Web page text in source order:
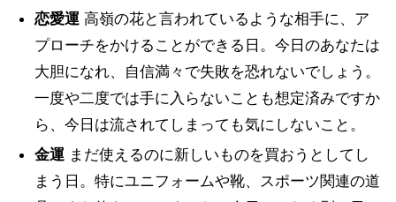
恋愛運高嶺の花と言われているような相手に、ア
プローチをかけることができる日。今日のあなたは
大胆になれ、自信満々で失敗を恐れないでしょう。
一度や二度では手に入らないことも想定済みですか
ら、今日は流されてしまっても気にしないこと。
金運まだ使えるのに新しいものを買おうとしてし
まう日。特にユニフォームや靴、スポーツ関連の道